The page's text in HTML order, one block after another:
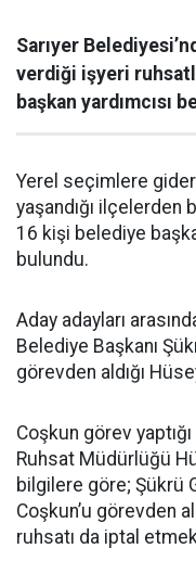
Sarıyer
verdiği işyeri
başkan yardımcısı
Yerel seçimlere
yaşandığı ilçelerden
16 kişi belediye
bulundu.
Aday adayları
Belediye Başkanı
görevden aldığı
Coşkun görev
Ruhsat Müdürlüğü
bilgilere göre; Şükrü
Coşkun’u görevden
ruhsatı da iptal